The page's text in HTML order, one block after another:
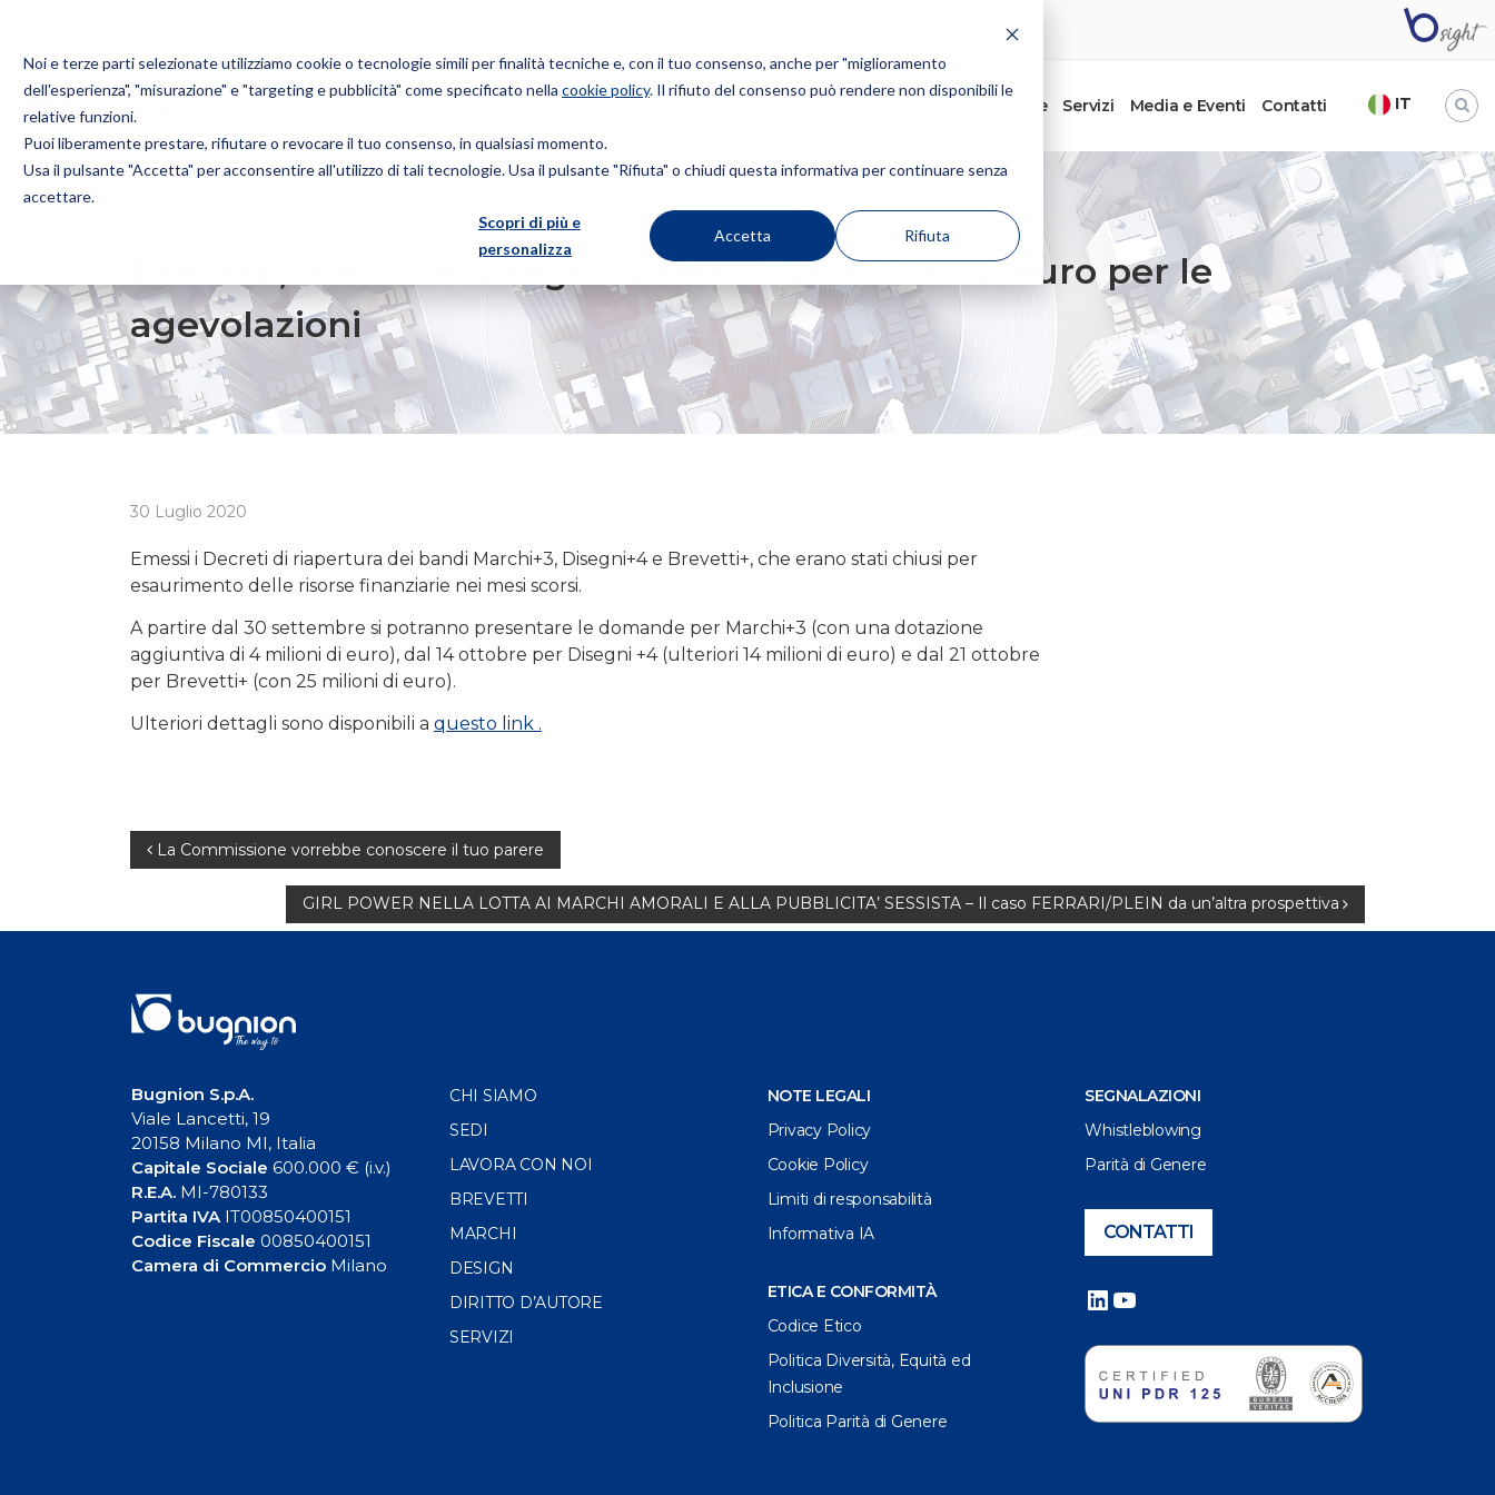
Noi e terze parti selezionate utilizziamo cookie o tecnologie simili per finalità tecniche e, con il tuo consenso, anche per "miglioramento
dell'esperienza", "misurazione" e "targeting e pubblicità" come specificato nella cookie policy. Il rifiuto del consenso può rendere non disponibili le
relative funzioni.
Puoi liberamente prestare, rifiutare o revocare il tuo consenso, in qualsiasi momento.
Usa il pulsante "Accetta" per acconsentire all'utilizzo di tali tecnologie. Usa il pulsante "Rifiuta" o chiudi questa informativa per continuare senza
accettare.
Scopri di più e
personalizza
Accetta Rifiuta
Bugnion
The
Diritto d’autore Servizi Media e Eventi Contatti IT
BREVETTI, MARCHI E DISEGNI: ULTERIORI 43 MILIONI DI EURO PER LE AGEVOLAZIONI
Brevetti, marchi e disegni: ulteriori 43 milioni di euro per le
agevolazioni
30 Luglio 2020
Emessi i Decreti di riapertura dei bandi Marchi+3, Disegni+4 e Brevetti+, che erano stati chiusi per
esaurimento delle risorse finanziarie nei mesi scorsi.
A partire dal 30 settembre si potranno presentare le domande per Marchi+3 (con una dotazione
aggiuntiva di 4 milioni di euro), dal 14 ottobre per Disegni +4 (ulteriori 14 milioni di euro) e dal 21 ottobre
per Brevetti+ (con 25 milioni di euro).
Ulteriori dettagli sono disponibili a questo link .
Navigazione
La Commissione vorrebbe conoscere il tuo parere
GIRL POWER NELLA LOTTA AI MARCHI AMORALI E ALLA PUBBLICITA’ SESSISTA – Il caso FERRARI/PLEIN da un’altra prospettiva
Bugnion S.p.A.
Viale Lancetti, 19
20158 Milano MI, Italia
Capitale Sociale 600.000 € (i.v.)
R.E.A. MI-780133
Partita IVAIT00850400151
Codice Fiscale 00850400151
Camera di Commercio Milano
CHI SIAMO
SEDI
LAVORA CON NOI
BREVETTI
MARCHI
DESIGN
DIRITTO D’AUTORE
SERVIZI
NOTE LEGALI
Privacy Policy
Cookie Policy
Limiti di responsabilità
Informativa IA
ETICA E CONFORMITÀ
Codice Etico
Politica Diversità, Equità ed
Inclusione
Politica Parità di Genere
SEGNALAZIONI
Whistleblowing
Parità di Genere
CONTATTI
LinkedIn
YouTube